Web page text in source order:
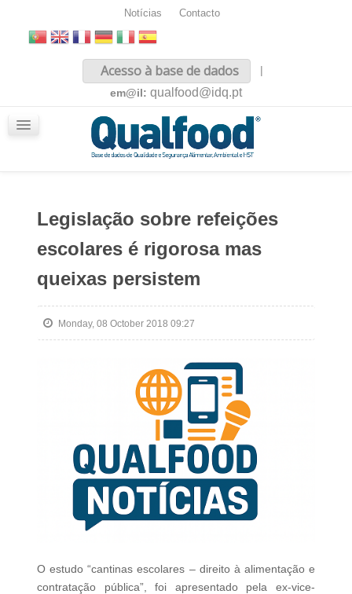
Notícias Contacto
Acesso à base de dados
|
em@il: qualfood@idq.pt
Legislação sobre refeições
escolares é rigorosa mas
queixas persistem
Monday, 08 October 2018 09:27
O estudo “cantinas escolares – direito à alimentação e
contratação pública”, foi apresentado pela ex-vice-